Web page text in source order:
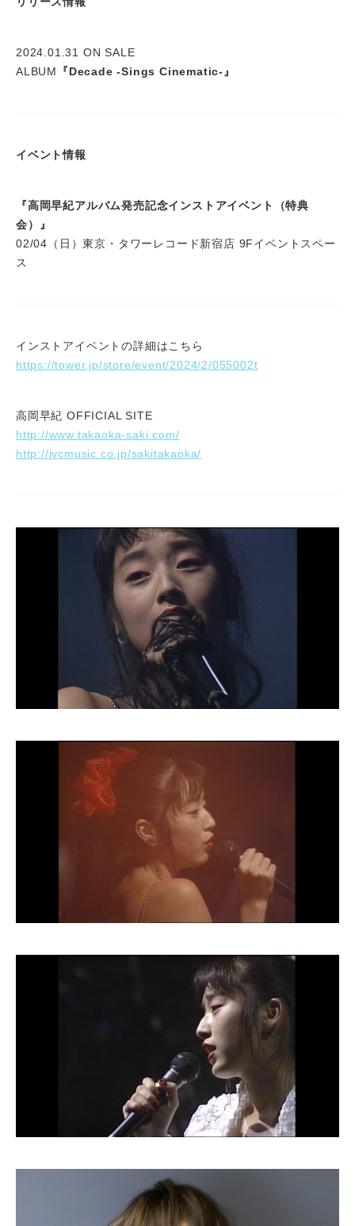
2024.01.31 ON SALE
ALBUM
『Decade -Sings Cinematic-』
イベント情報
『高岡早紀アルバム発売記念インストアイベント（特典
会）』
02/04（日）東京・タワーレコード新宿店 9Fイベントスペー
ス
インストアイベントの詳細はこちら
https://tower.jp/store/event/2024/2/055002t
高岡早紀 OFFICIAL SITE
http://www.takaoka-saki.com/
http://jvcmusic.co.jp/sakitakaoka/